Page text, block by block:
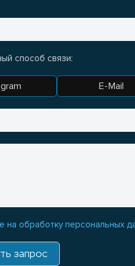
способ связи:
E-Mail
на обработку персональных
запрос